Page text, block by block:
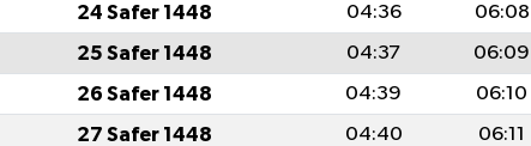
24 Safer 1448 04:36 06:08
25 Safer 1448 04:37 06:09
26 Safer 1448 04:39 06:10
27 Safer 1448 04:40 06:11